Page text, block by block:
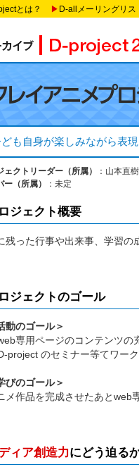
とは？ ▶ D-allメーリングリス
も自身が楽しみながら表
ェクトリーダー（所属）
：山本直
ー（所属）
：未定
ジェクト概要
残った行事や出来事、学習の
ジェクトのゴール
動のゴール＞
専用ページのコンテンツの
project のセミナー等てワー
びのゴール＞
メ作品を完成させたあとweb
ィア創造力にどう迫る